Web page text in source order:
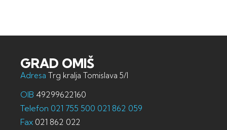
GRAD OMIŠ
Adresa Trg kralja Tomislava 5/I
OIB 49299622160
Telefon 021 755 500 021 862 059
Fax 021 862 022